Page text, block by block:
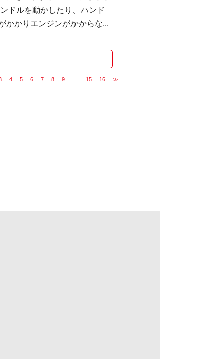
ドルを動かしたり、ハンド
かかりエンジンがかからな...
4 5 6 7 8 9 15 16 ≫